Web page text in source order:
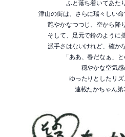
ふと落ち着いてあた
津山の街は、さらに瑞々しい命
艶やかなつつじ、空から降
そして、足元で鈴のように
派手さはないけれど、確か
「ああ、春だなぁ」
穏やかな空気感
ゆったりとしたリ
連載たかちゃん第